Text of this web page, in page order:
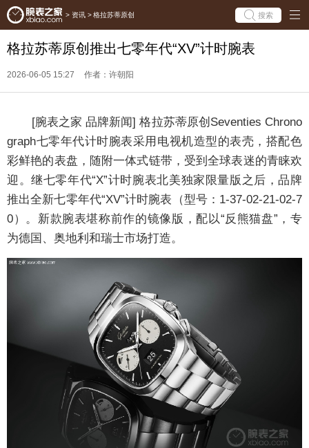
> 资讯 > 格拉苏蒂原创 搜索
格拉苏蒂原创推出七零年代“XV”计时腕表
2026-06-05 15:27 作者：许朝阳
[腕表之家 品牌新闻] 格拉苏蒂原创Seventies Chrono
graph七零年代计时腕表采用电视机造型的表壳，搭配色
彩鲜艳的表盘，随附一体式链带，受到全球表迷的青睐欢
迎。继七零年代“X”计时腕表北美独家限量版之后，品牌
推出全新七零年代“XV”计时腕表（型号：1-37-02-21-02-7
0）。新款腕表堪称前作的镜像版，配以“反熊猫盘”，专
为德国、奥地利和瑞士市场打造。